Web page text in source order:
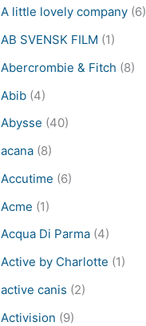
A little lovely company (6)
AB SVENSK FILM (1)
Abercrombie & Fitch (8)
Abib (4)
Abysse (40)
acana (8)
Accutime (6)
Acme (1)
Acqua Di Parma (4)
Active by Charlotte (1)
active canis (2)
Activision (9)